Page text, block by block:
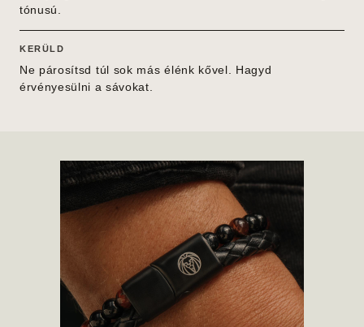
tónusú.
KERÜLD
Ne párosítsd túl sok más élénk kővel. Hagyd
érvényesülni a sávokat.